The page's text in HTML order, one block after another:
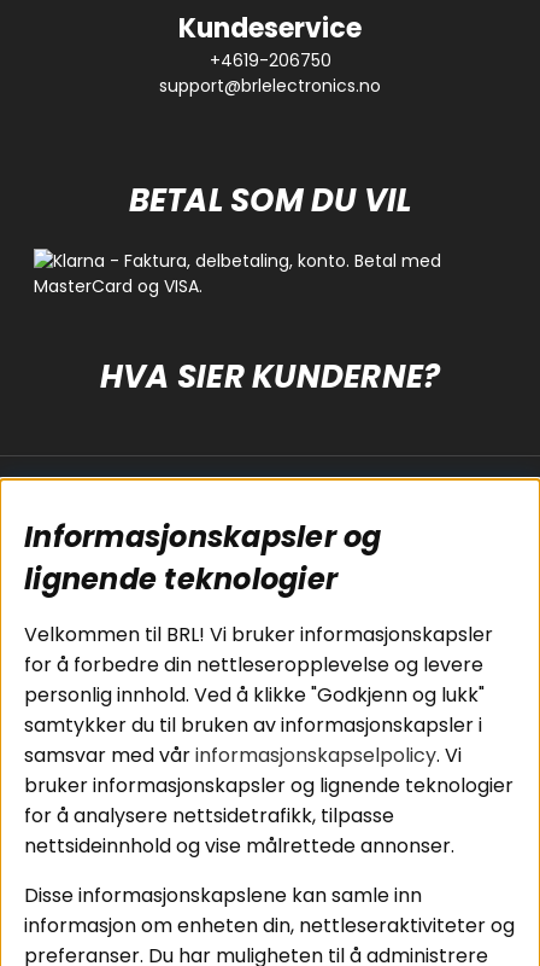
Kundeservice
+4619-206750
support@brlelectronics.no
BETAL SOM DU VIL
HVA SIER KUNDERNE?
Koblingsguide for
subwoofers
Tilkobling av
bilforsterker
Koblingsguide for
midbasser
Butikker
Våre ambassadører
- Team BRL
Cookies
Kjøpsvilkår
Personvernpolicy
Service / Garanti /
Retur
Billyd
Lyd til hjemmet
Instagram
Facebook
Informasjonskapsler og
lignende teknologier
Velkommen til BRL! Vi bruker informasjonskapsler
for å forbedre din nettleseropplevelse og levere
personlig innhold. Ved å klikke "Godkjenn og lukk"
samtykker du til bruken av informasjonskapsler i
samsvar med vårinformasjonskapselpolicy. Vi
bruker informasjonskapsler og lignende teknologier
for å analysere nettsidetrafikk, tilpasse
nettsideinnhold og vise målrettede annonser.
Disse informasjonskapslene kan samle inn
informasjon om enheten din, nettleseraktiviteter og
preferanser. Du har muligheten til å administrere